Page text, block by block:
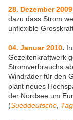
28. Dezember 2009
dazu dass Strom
unflexible
04. Januar 2010.
Gezeitenkraftwerk
Stromverbrauchs
Windräder für den
plant neues
der Nordsee um
(Sueddeutsche